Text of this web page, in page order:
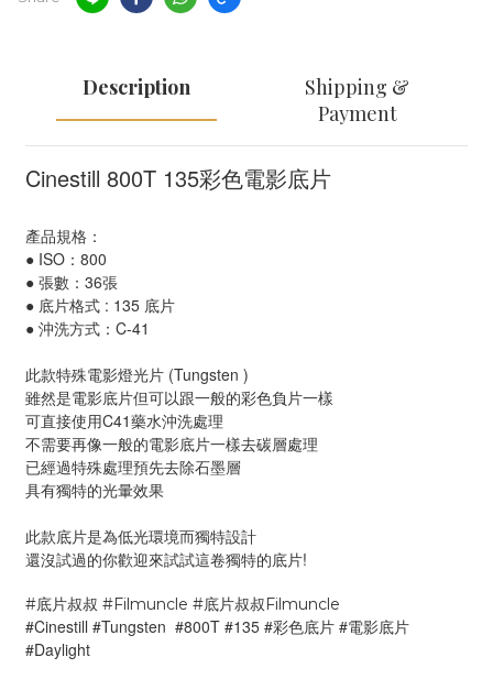
Description
Shipping &
Payment
Cinestill 800T 135彩色電影底片
產品規格：
● ISO：800
● 張數：36張
● 底片格式 : 135 底片
● 沖洗方式：C-41
此款特殊電影燈光片 (Tungsten )
雖然是電影底片但可以跟一般的彩色負片一樣
可直接使用C41藥水沖洗處理
不需要再像一般的電影底片一樣去碳層處理
已經過特殊處理預先去除石墨層
具有獨特的光暈效果
此款底片是為低光環境而獨特設計
還沒試過的你歡迎來試試這卷獨特的底片!
#底片叔叔 #Filmuncle #底片叔叔Filmuncle
#Cinestill #Tungsten #800T #135 #彩色底片 #電影底片
#Daylight